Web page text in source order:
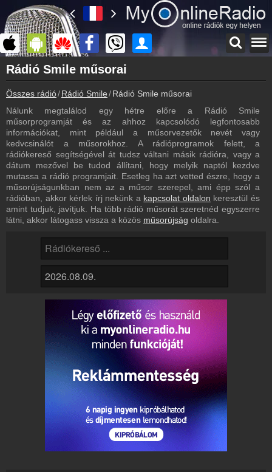
Főoldal
myonlineradio.hu
Rádió Smile
Vissza a Rádió Smile oldalára
Bejelentkezés
Hozz létre saját fiókot!
Most szól
Tudd meg mi szólt eddig
Hírek
Rádió Smile kapcsolatos hírek
Kapcsolat
Partnerek
Rádiós partnerek
Rádió beágyazás
Online rádió készítés
Készítés lépésről lépésre
Rádió Smile műsorai
Összes rádió Rádió Smile
Rádió Smile műsorai
Nálunk megtalálod egy hétre előre a Rádió Smile
műsorprogramját és az ahhoz kapcsolódó legfontosabb
információkat, mint például a műsorvezetők nevét vagy
kedvcsinálót a műsorokhoz. A rádióprogramok felett, a
rádiókereső segítségével át tudsz váltani másik rádióra, vagy a
dátum mezővel be tudod állítani, hogy melyik naptól kezdve
mutassa a rádió programjait. Esetleg ha azt vetted észre, hogy a
műsorújságunkban nem az a műsor szerepel, ami épp szól a
rádióban, akkor kérlek írj nekünk a kapcsolat oldalon keresztül és
amint tudjuk, javítjuk. Ha több rádió műsorát szeretnéd egyszerre
látni, akkor látogass vissza a közös műsorújság oldalra.